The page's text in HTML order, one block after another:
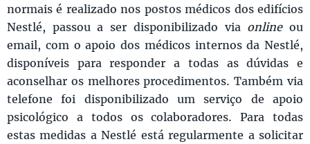
normais é realizado nos postos médicos dos edifícios
Nestlé, passou a ser disponibilizado via onlineou
email, com o apoio dos médicos internos da Nestlé,
disponíveis para responder a todas as dúvidas e
aconselhar os melhores procedimentos. Também via
telefone foi disponibilizado um serviço de apoio
psicológico a todos os colaboradores. Para todas
estas medidas a Nestlé está regularmente a solicitar